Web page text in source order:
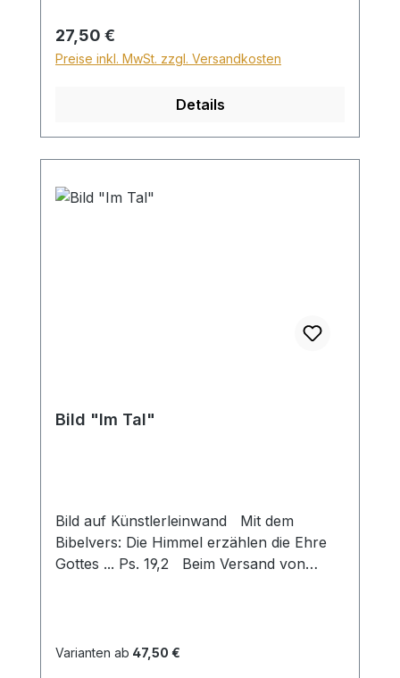
Versand ins Ausland beträgt der
Sperrgutzuschlag 30€.
Regulärer Preis:
27,50 €
Preise inkl. MwSt. zzgl. Versandkosten
Details
Bild "Im Tal"
Bild auf Künstlerleinwand Mit dem
Bibelvers: Die Himmel erzählen die Ehre
Gottes ... Ps. 19,2 Beim Versand von
Sperrgut in Höhe von 28,99€ berechnet.
Varianten ab 47,50 €